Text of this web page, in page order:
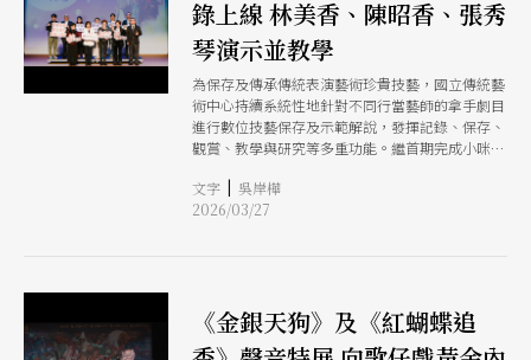
錄上線 林美香、陳昭香、張秀
琴演示並教學
為保存及傳承傳統表演藝術珍貴技藝，國立傳統藝
術中心持續系統性地針對不同行當藝師的拿手劇目
進行數位技藝保存及示範解說，發揮記錄、保存、
觀賞、教學與研究等多重功能。繼首期完成小咪、
第2期續完成林美香、陳昭香、張秀琴3位歌仔戲資
深藝師之技藝保存記錄。接下來的第3期則正在製
文字 | 吳岸樺
2026/03/27
《金銀天狗》及《紅蝴蝶追